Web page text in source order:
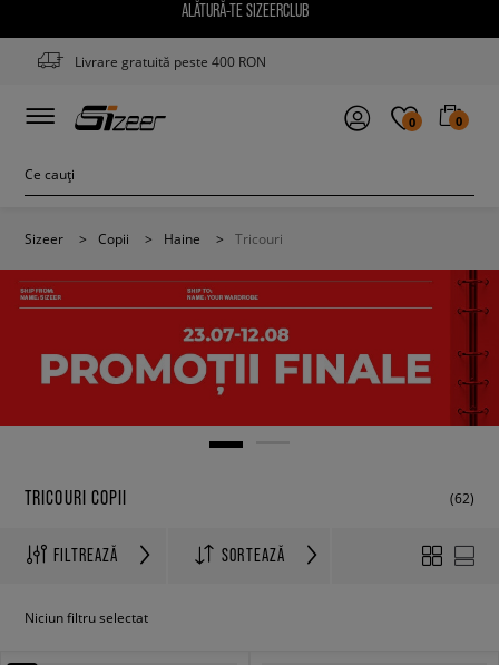
ALĂTURĂ-TE SIZEERCLUB
Livrare gratuită peste 400 RON
0 0
Sizeer > Copii > Haine > Tricouri
TRICOURI COPII (62)
FILTREAZĂ SORTEAZĂ
Niciun filtru selectat